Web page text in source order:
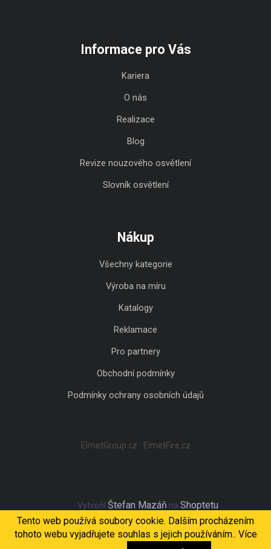
Tento web používá soubory cookie. Dalším procházením
tohoto webu vyjadřujete souhlas s jejich používáním.. Více
Informace pro Vás
Kariera
O nás
Realizace
Blog
Revize nouzového osvětlení
Slovník osvětlení
Nákup
Všechny kategorie
Výroba na míru
Katalogy
Reklamace
Pro partnery
Obchodní podmínky
Podmínky ochrany osobních údajů
ElmetGroup.cz ElmetFire.cz
Vytvořil Štefan Mazáň na Shoptetu
Copyright 2026 ELMET Light. Všechna práva vyhrazena.